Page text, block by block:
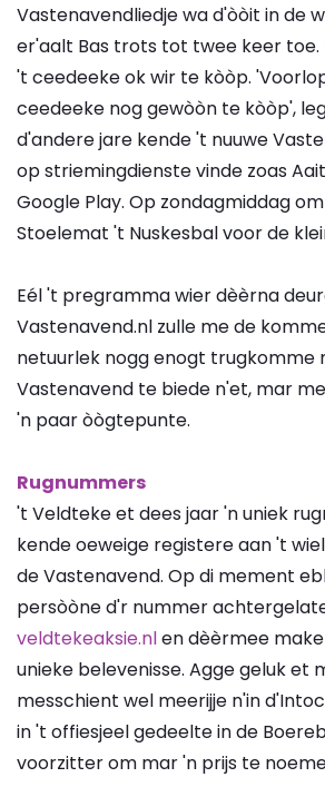
Vastenavendliedje wa d'òòit in de
er'aalt Bas trots tot twee keer toe.
't ceedeeke ok wir te kòòp.
ceedeeke nog gewòòn te kòòp',
d'andere jare kende 't nuuwe
op striemingdienste vinde zoas
Google Play. Op zondagmiddag om
Stoelemat 't Nuskesbal voor de
Eél 't pregramma wier dèèrna
Vastenavend.nl zulle me de
netuurlek nogg enogt trugkomme
Vastenavend te biede n'et, mar
'n paar òògtepunte.
Rugnummers
't Veldteke et dees jaar 'n uniek
kende oeweige registere aan 't
de Vastenavend. Op di mement
persòòne d'r nummer
veldtekeaksie.nlen dèèrmee
unieke belevenisse. Agge geluk et
messchient wel meerijje n'in
in 't offiesjeel gedeelte in de
voorzitter om mar 'n prijs te